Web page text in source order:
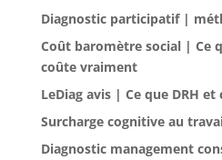
Diagnostic participatif |
Coût baromètre social | Ce
coûte vraiment
LeDiag avis | Ce que DRH
Surcharge cognitive au
Diagnostic management